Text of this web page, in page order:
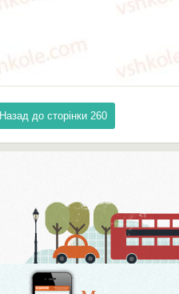
Назад до сторінки 260